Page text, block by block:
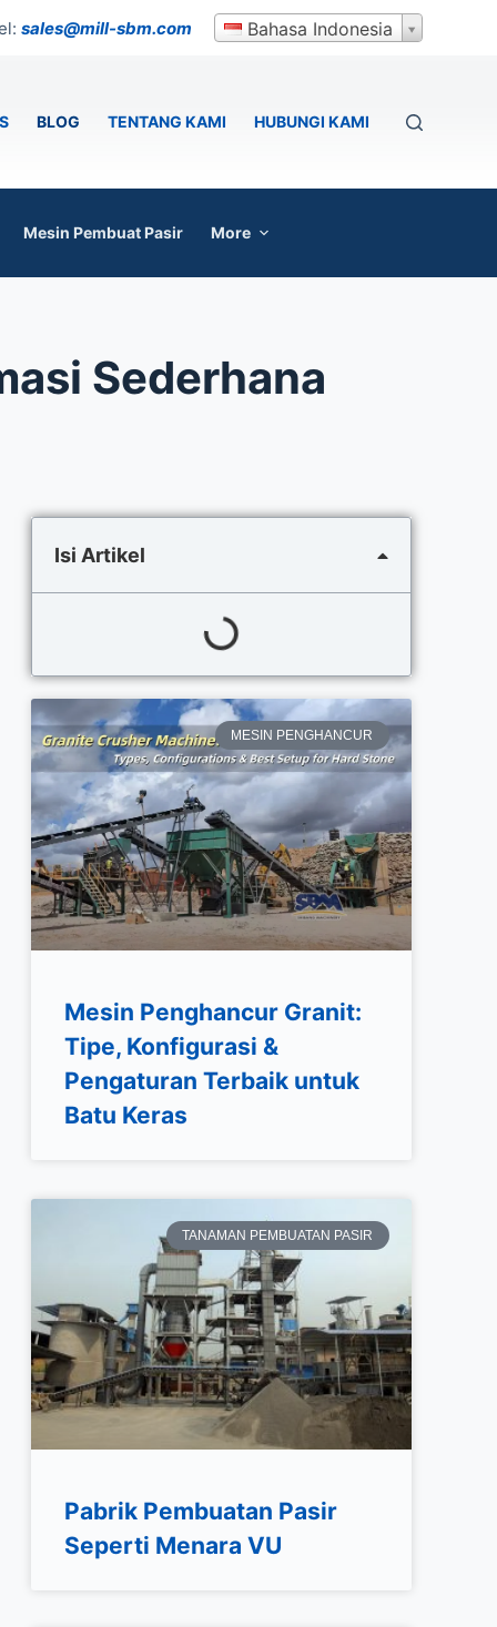
sales@mill-sbm.com Bahasa Indonesia
BLOG TENTANG KAMI HUBUNGI KAMI
Mesin Pembuat Pasir More
Sederhana
Isi Artikel
MESIN PENGHANCUR
Mesin Penghancur Granit:
Tipe, Konfigurasi &
Pengaturan Terbaik untuk
Batu Keras
TANAMAN PEMBUATAN PASIR
Pabrik Pembuatan Pasir
Seperti Menara VU